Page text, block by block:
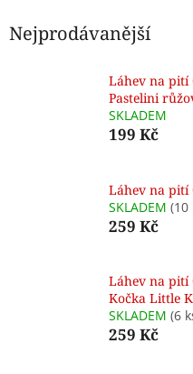
Nejprodávanější
Láhev na pití
Pastelini
SKLADEM
199 Kč
Láhev na pití
SKLADEM (10
259 Kč
Láhev na pití
Kočka Little
SKLADEM (6
259 Kč